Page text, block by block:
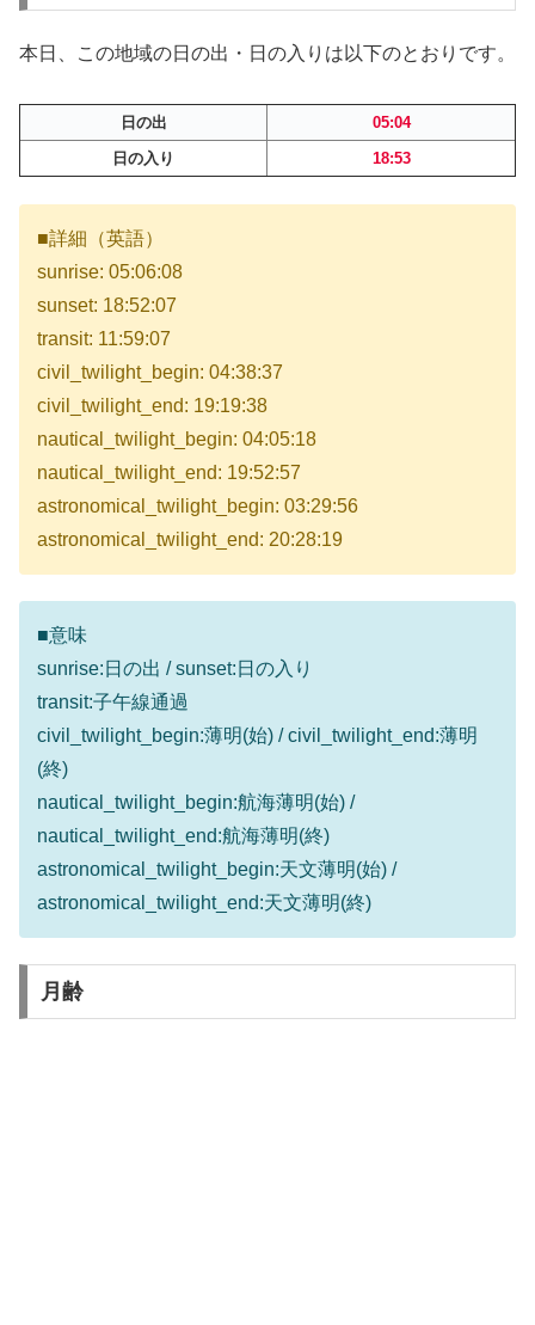
本日、この地域の日の出・日の入りは以下のとおりです。
日の出
05:04
日の入り
18:53
■詳細（英語）
sunrise: 05:06:08
sunset: 18:52:07
transit: 11:59:07
civil_twilight_begin: 04:38:37
civil_twilight_end: 19:19:38
nautical_twilight_begin: 04:05:18
nautical_twilight_end: 19:52:57
astronomical_twilight_begin: 03:29:56
astronomical_twilight_end: 20:28:19
■意味
sunrise:日の出 / sunset:日の入り
transit:子午線通過
civil_twilight_begin:薄明(始) / civil_twilight_end:薄明
(終)
nautical_twilight_begin:航海薄明(始) /
nautical_twilight_end:航海薄明(終)
astronomical_twilight_begin:天文薄明(始) /
astronomical_twilight_end:天文薄明(終)
月齢